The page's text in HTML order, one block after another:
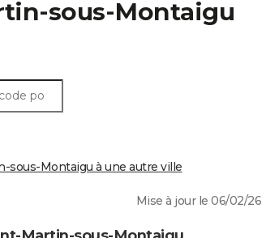
sous-Montaigu
sous-Montaigu à une autre ville
Mise à jour le 06/02/26